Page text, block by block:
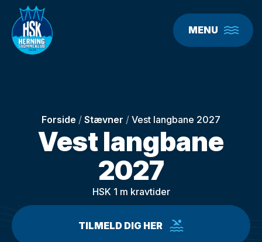
MENU
Forside / Stævner / Vest langbane 2027
Vest langbane
2027
HSK 1 m kravtider
TILMELD DIG HER